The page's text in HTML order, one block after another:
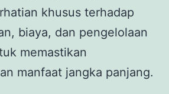
khusus terhadap
biaya, dan pengelolaan
memastikan
manfaat jangka panjang.